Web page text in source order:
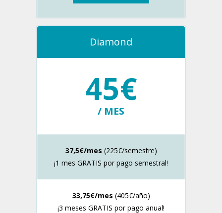
Diamond
45€
/ MES
37,5€/mes (225€/semestre)
¡1 mes GRATIS por pago semestral!
33,75€/mes (405€/año)
¡3 meses GRATIS por pago anual!